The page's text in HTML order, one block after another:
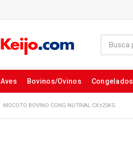
Aves Bovinos/Ovinos Congelados
MOCOTO BOVINO CONG NUTRIAL CX±25KG